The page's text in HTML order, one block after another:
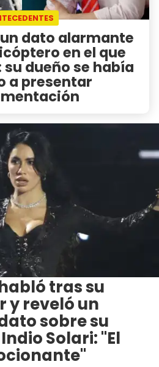
dato alarmante
en el que
dueño se había
a presentar
tras su
y reveló un
sobre su
Solari: "El